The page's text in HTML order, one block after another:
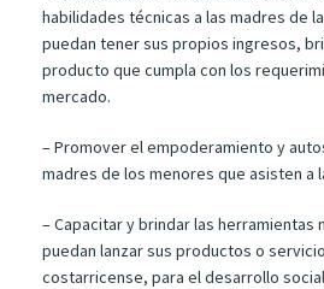
habilidades técnicas a las madres de
puedan tener sus propios ingresos,
producto que cumpla con los
mercado.
– Promover el empoderamiento y
madres de los menores que asisten a
– Capacitar y brindar las herramientas
puedan lanzar sus productos o
costarricense, para el desarrollo